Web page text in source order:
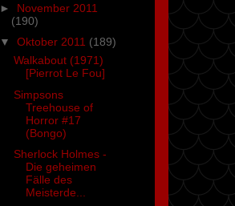
► November 2011
(190)
▼ Oktober 2011 (189)
Walkabout (1971)
[Pierrot Le Fou]
Simpsons
Treehouse of
Horror #17
(Bongo)
Sherlock Holmes -
Die geheimen
Fälle des
Meisterde...